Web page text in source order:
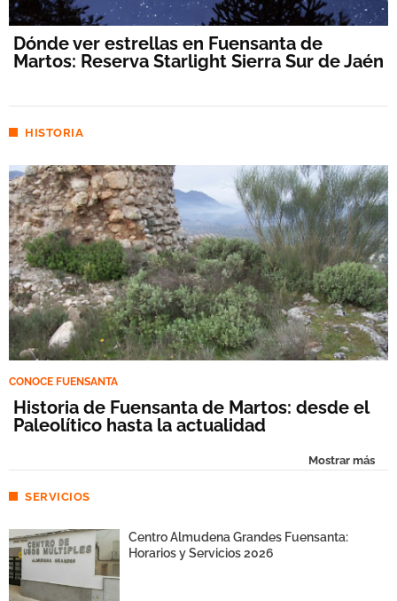
Dónde ver estrellas en Fuensanta de
Martos: Reserva Starlight Sierra Sur de Jaén
HISTORIA
CONOCE FUENSANTA
Historia de Fuensanta de Martos: desde el
Paleolítico hasta la actualidad
Mostrar más
SERVICIOS
Centro Almudena Grandes Fuensanta:
Horarios y Servicios 2026